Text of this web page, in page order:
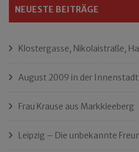
NEUESTE BEITRÄGE
Klostergasse, Nikolaistraße,
August 2009 in der Innenstadt
Frau Krause aus Markkleeberg
Leipzig – Die unbekannte